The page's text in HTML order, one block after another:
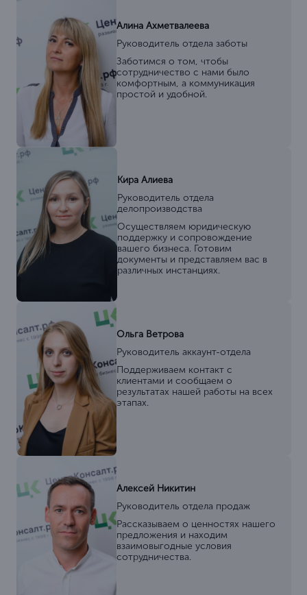
Алина Ахметвалеева
Руководитель отдела заботы
Заботимся о том, чтобы
сотрудничество с нами было
комфортным, а коммуникация
простой и удобной.
Кира Алиева
Руководитель отдела
делопроизводства
Осуществляем юридическую
поддержку и сопровождение
вашего бизнеса. Готовим
документы и представляем вас в
различных инстанциях.
Ольга Ветрова
Руководитель аккаунт-отдела
Поддерживаем контакт с
клиентами и сообщаем о
результатах нашей работы на всех
этапах.
Алексей Никитин
Руководитель отдела продаж
Рассказываем о ценностях нашего
предложения и находим
взаимовыгодные условия
сотрудничества.